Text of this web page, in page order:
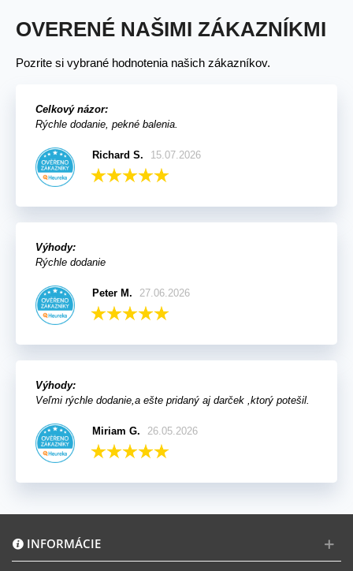
OVERENÉ NAŠIMI ZÁKAZNÍKMI
Pozrite si vybrané hodnotenia našich zákazníkov.
Celkový názor:
Rýchle dodanie, pekné balenia.
Richard S. 15.07.2026
Výhody:
Rýchle dodanie
Peter M. 27.06.2026
Výhody:
Veľmi rýchle dodanie,a ešte pridaný aj darček ,ktorý potešil.
Miriam G. 26.05.2026
INFORMÁCIE